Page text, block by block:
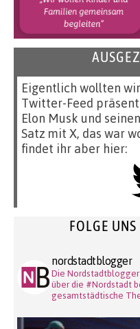
Eigentlich wollten
Twitter-Feed
Elon Musk und
Satz mit X, das war
findet ihr aber hier:
FOLGE
nordstadtblogger
Die Nordstadtblogger
über die #Nordstadt
gesamtstädtische